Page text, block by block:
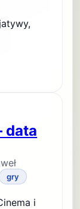
data
gry
i